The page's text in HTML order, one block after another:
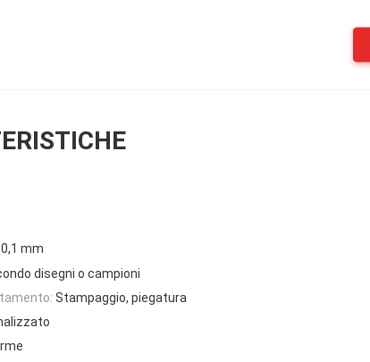
mm
disegni o campioni
Stampaggio, piegatura